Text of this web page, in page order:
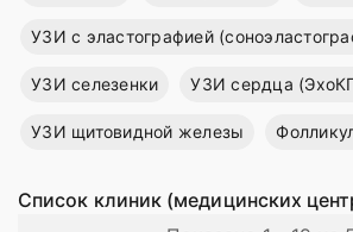
УЗИ с эластографией
УЗИ селезенки УЗИ сердца
УЗИ щитовидной железы
Список клиник (медицинских